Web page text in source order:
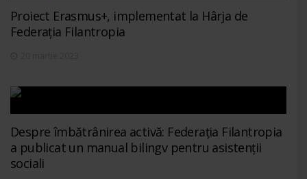
Proiect Erasmus+, implementat la Hârja de
Federația Filantropia
Despre îmbătrânirea activă: Federația Filantropia
a publicat un manual bilingv pentru asistenții
sociali